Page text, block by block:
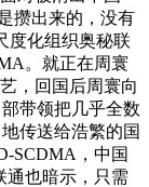
攒出来的，没有
度化组织奥秘联
。就正在周寰
，回国后周寰向
带领把几乎全数
传送给浩繁的国
SCDMA，中国
通也暗示，只需